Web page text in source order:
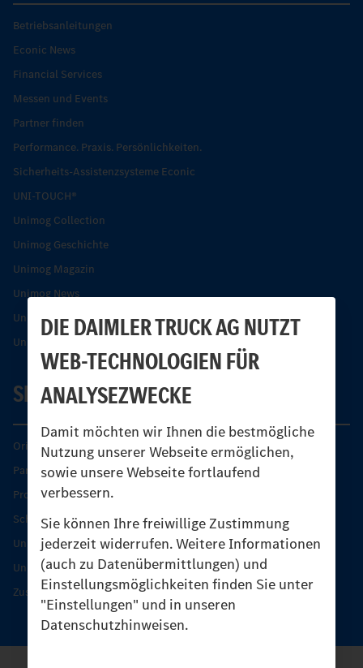
DIE DAIMLER TRUCK AG NUTZT
WEB-TECHNOLOGIEN FÜR
ANALYSEZWECKE
Damit möchten wir Ihnen die bestmögliche
Nutzung unserer Webseite ermöglichen,
sowie unsere Webseite fortlaufend
verbessern.
Sie können Ihre freiwillige Zustimmung
jederzeit widerrufen. Weitere Informationen
(auch zu Datenübermittlungen) und
Einstellungsmöglichkeiten finden Sie unter
"Einstellungen" und in unseren
Datenschutzhinweisen.
Betriebsanleitungen
Econic News
Financial Services
Messen und Events
Partner finden
Performance. Praxis. Persönlichkeiten.
Sicherheits-Assistenzsysteme Econic
UNI-TOUCH®
Unimog Collection
Unimog Geschichte
Unimog Magazin
Unimog News
Unimog Partner-Portal
Unimog Sicherheit
SERVICE
Original-Teile
Partner finden
Produkt-Highlights
Schutz und Werterhalt
Unimog Serviceangebot
Unimog Servicetage
Zusatzleistungen